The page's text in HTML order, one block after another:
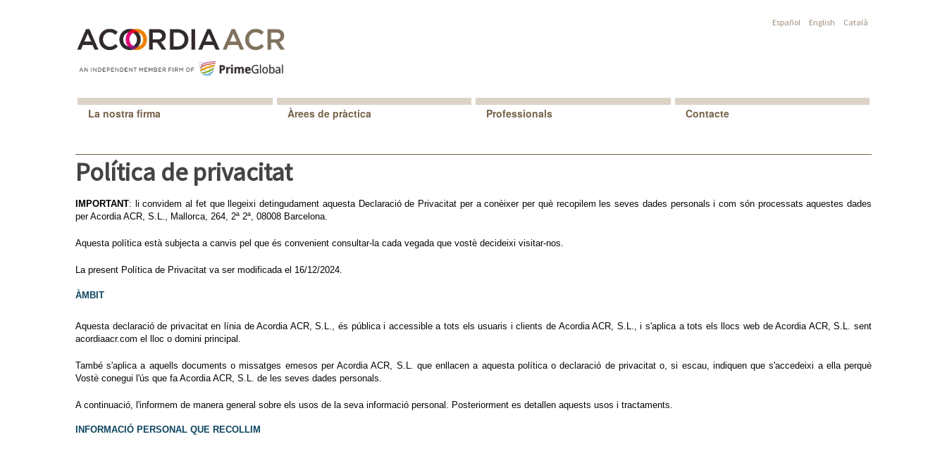
Español English Català
La nostra firma Àrees de pràctica Professionals Contacte
Política de privacitat
IMPORTANT: li convidem al fet que llegeixi detingudament aquesta Declaració de Privacitat per a conèixer per què recopilem les seves dades personals i com són processats aquestes dades
per Acordia ACR, S.L., Mallorca, 264, 2ª 2ª, 08008 Barcelona.
Aquesta política està subjecta a canvis pel que és convenient consultar-la cada vegada que vostè decideixi visitar-nos.
La present Política de Privacitat va ser modificada el 16/12/2024.
ÀMBIT
Aquesta declaració de privacitat en línia de Acordia ACR, S.L., és pública i accessible a tots els usuaris i clients de Acordia ACR, S.L., i s'aplica a tots els llocs web de Acordia ACR, S.L. sent
acordiaacr.com el lloc o domini principal.
També s'aplica a aquells documents o missatges emesos per Acordia ACR, S.L. que enllacen a aquesta política o declaració de privacitat o, si escau, indiquen que s'accedeixi a ella perquè
Vostè conegui l'ús que fa Acordia ACR, S.L. de les seves dades personals.
A continuació, l'informem de manera general sobre els usos de la seva informació personal. Posteriorment es detallen aquests usos i tractaments.
INFORMACIÓ PERSONAL QUE RECOLLIM